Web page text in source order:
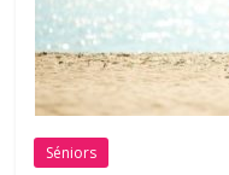
Séniors